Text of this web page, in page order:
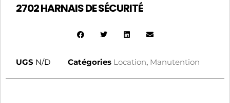
2702 HARNAIS DE SÉCURITÉ
UGS N/D Catégories Location, Manutention